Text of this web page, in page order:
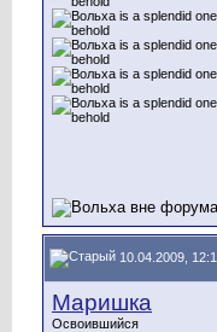
10.04.2009,
Маришка
Освоившийся